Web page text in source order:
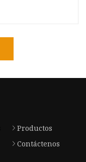
Productos
Contáctenos